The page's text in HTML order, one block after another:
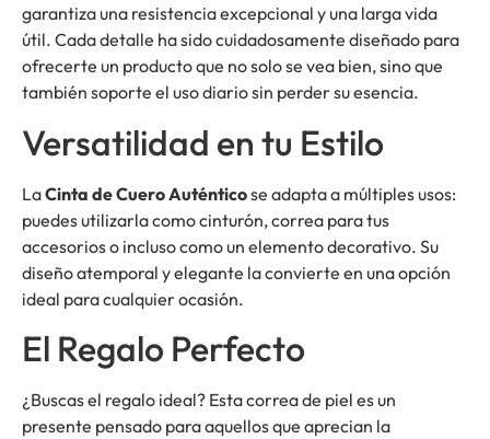
garantiza una resistencia excepcional y una larga vida
útil. Cada detalle ha sido cuidadosamente diseñado para
ofrecerte un producto que no solo se vea bien, sino que
también soporte el uso diario sin perder su esencia.
Versatilidad en tu Estilo
LaCinta de Cuero Auténticose adapta a múltiples usos:
puedes utilizarla como cinturón, correa para tus
accesorios o incluso como un elemento decorativo. Su
diseño atemporal y elegante la convierte en una opción
ideal para cualquier ocasión.
El Regalo Perfecto
¿Buscas el regalo ideal? Esta correa de piel es un
presente pensado para aquellos que aprecian la